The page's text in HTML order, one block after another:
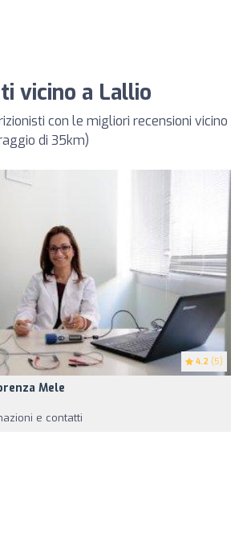
vicino a Lallio
con le migliori recensioni vicino
di 35km)
4.2 (5)
Mele
e contatti